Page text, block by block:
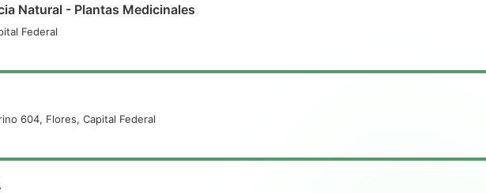
Natural - Plantas Medicinales
Federal
604, Flores, Capital Federal